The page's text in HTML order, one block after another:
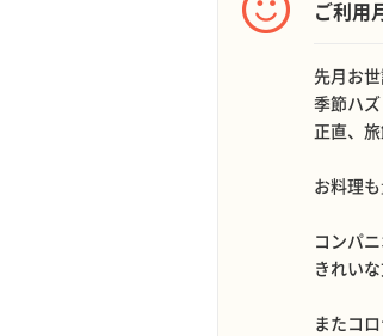
ご利用
先月お世
季節ハ
正直、
お料理
コンパ
きれい
またコ